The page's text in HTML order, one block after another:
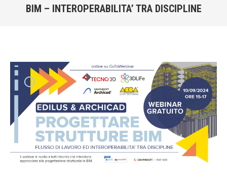
BIM – INTEROPERABILITA’ TRA DISCIPLINE